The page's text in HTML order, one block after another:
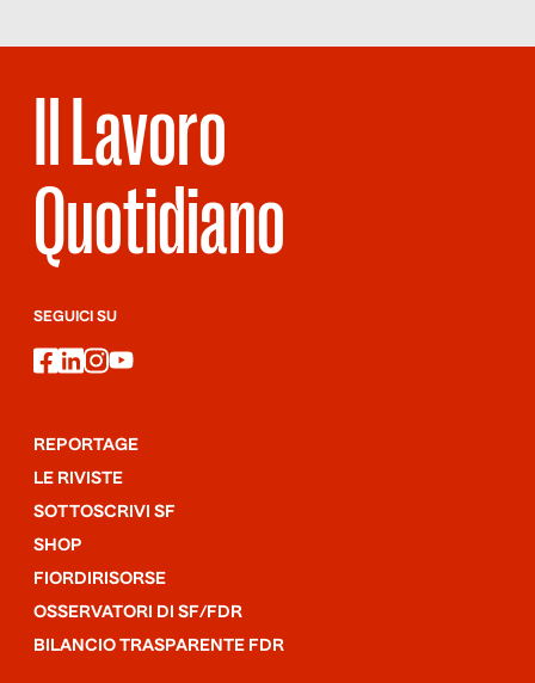
Il Lavoro
Quotidiano
SEGUICI SU
facebook
linkedin
instagram
youtube
REPORTAGE
LE RIVISTE
SOTTOSCRIVI SF
SHOP
FIORDIRISORSE
OSSERVATORI DI SF/FDR
BILANCIO TRASPARENTE FDR